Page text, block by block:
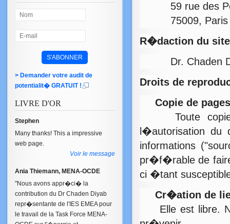
> Demander votre audit de
potentialit� GRATUIT !
LIVRE D'OR
Stephen
Many thanks! This a impressive
web page.
Voir le message
Ania Thiemann, MENA-OCDE
"Nous avons appr�ci� la
contribution du Dr Chaden Diyab
repr�sentante de l'IES EMEA pour
le travail de la Task Force MENA-
59 rue des
75009, Paris
R�daction du site
Dr. Chaden
Droits de
Copie de
Toute copie
l�autorisation du
informations
pr�f�rable de
ci �tant
Cr�ation de
Elle est libre.